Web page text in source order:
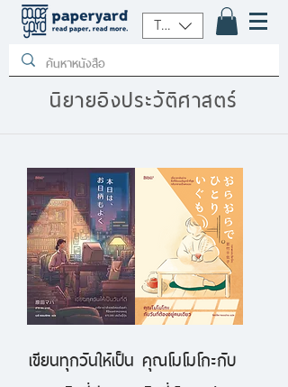
THB (฿)
นิยายอิงประวัติศาสตร์
เขียนทุกวันให้เป็น คุณโมโมโกะกับ